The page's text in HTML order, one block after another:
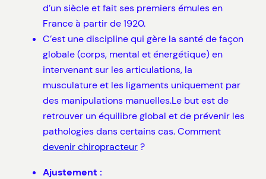
d’un siècle et fait ses premiers émules en
France à partir de 1920.
C’est une discipline qui gère la santé de façon
globale (corps, mental et énergétique) en
intervenant sur les articulations, la
musculature et les ligaments uniquement par
des manipulations manuelles.Le but est de
retrouver un équilibre global et de prévenir les
pathologies dans certains cas. Comment
devenir chiropracteur?
Ajustement :